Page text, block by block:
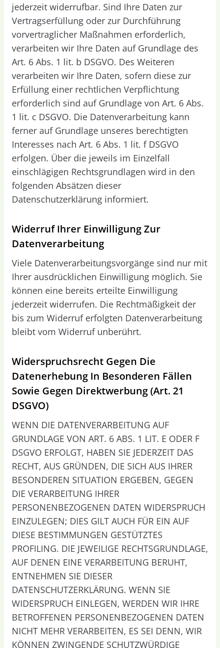
jederzeit widerrufbar. Sind Ihre Daten zur
Vertragserfüllung oder zur Durchführung
vorvertraglicher Maßnahmen erforderlich,
verarbeiten wir Ihre Daten auf Grundlage des
Art. 6 Abs. 1 lit. b DSGVO. Des Weiteren
verarbeiten wir Ihre Daten, sofern diese zur
Erfüllung einer rechtlichen Verpflichtung
erforderlich sind auf Grundlage von Art. 6 Abs.
1 lit. c DSGVO. Die Datenverarbeitung kann
ferner auf Grundlage unseres berechtigten
Interesses nach Art. 6 Abs. 1 lit. f DSGVO
erfolgen. Über die jeweils im Einzelfall
einschlägigen Rechtsgrundlagen wird in den
folgenden Absätzen dieser
Datenschutzerklärung informiert.
Widerruf Ihrer Einwilligung Zur
Datenverarbeitung
Viele Datenverarbeitungsvorgänge sind nur mit
Ihrer ausdrücklichen Einwilligung möglich. Sie
können eine bereits erteilte Einwilligung
jederzeit widerrufen. Die Rechtmäßigkeit der
bis zum Widerruf erfolgten Datenverarbeitung
bleibt vom Widerruf unberührt.
Widerspruchsrecht Gegen Die
Datenerhebung In Besonderen Fällen
Sowie Gegen Direktwerbung (Art. 21
DSGVO)
WENN DIE DATENVERARBEITUNG AUF
GRUNDLAGE VON ART. 6 ABS. 1 LIT. E ODER F
DSGVO ERFOLGT, HABEN SIE JEDERZEIT DAS
RECHT, AUS GRÜNDEN, DIE SICH AUS IHRER
BESONDEREN SITUATION ERGEBEN, GEGEN
DIE VERARBEITUNG IHRER
PERSONENBEZOGENEN DATEN WIDERSPRUCH
EINZULEGEN; DIES GILT AUCH FÜR EIN AUF
DIESE BESTIMMUNGEN GESTÜTZTES
PROFILING. DIE JEWEILIGE RECHTSGRUNDLAGE,
AUF DENEN EINE VERARBEITUNG BERUHT,
ENTNEHMEN SIE DIESER
DATENSCHUTZERKLÄRUNG. WENN SIE
WIDERSPRUCH EINLEGEN, WERDEN WIR IHRE
BETROFFENEN PERSONENBEZOGENEN DATEN
NICHT MEHR VERARBEITEN, ES SEI DENN, WIR
KÖNNEN ZWINGENDE SCHUTZWÜRDIGE